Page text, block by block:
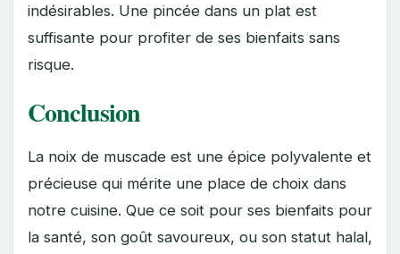
indésirables. Une pincée dans un plat est
suffisante pour profiter de ses bienfaits sans
risque.
Conclusion
La noix de muscade est une épice polyvalente et
précieuse qui mérite une place de choix dans
notre cuisine. Que ce soit pour ses bienfaits pour
la santé, son goût savoureux, ou son statut halal,